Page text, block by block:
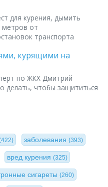
для курения, дымить
метров от
транспорта
курящими на
по ЖКХ Дмитрий
делать, чтобы защититься
заболевания (393)
вред курения (325)
сигареты(260)